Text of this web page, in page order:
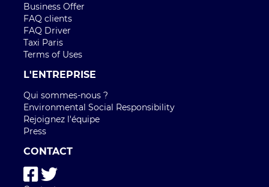
Business Offer
FAQ clients
FAQ Driver
Taxi Paris
Terms of Uses
L'ENTREPRISE
Qui sommes-nous ?
Environmental Social Responsibility
Rejoignez l'équipe
Press
CONTACT